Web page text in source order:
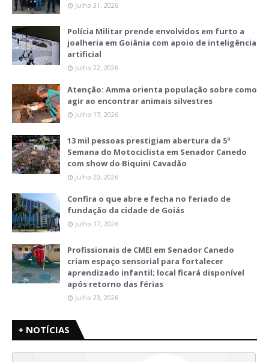
Julho 31, 2026
Polícia Militar prende envolvidos em furto a
joalheria em Goiânia com apoio de inteligência
artificial
Julho 22, 2026
Atenção: Amma orienta população sobre como
agir ao encontrar animais silvestres
Julho 17, 2026
13 mil pessoas prestigiam abertura da 5ª
Semana do Motociclista em Senador Canedo
com show do Biquini Cavadão
Julho 20, 2026
Confira o que abre e fecha no feriado de
fundação da cidade de Goiás
Julho 17, 2026
Profissionais de CMEI em Senador Canedo
criam espaço sensorial para fortalecer
aprendizado infantil; local ficará disponível
após retorno das férias
Julho 23, 2026
+ NOTÍCIAS